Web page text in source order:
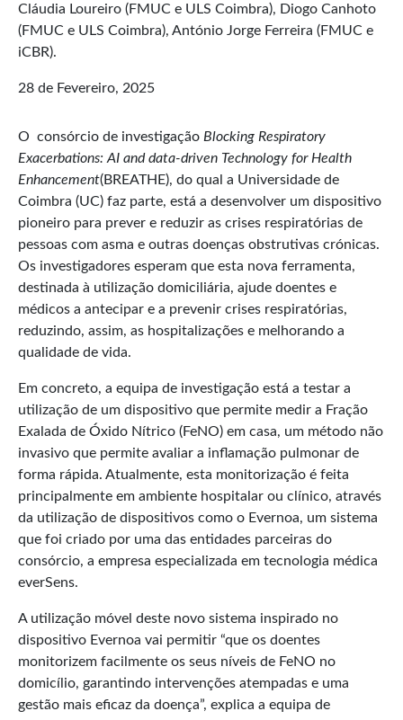
Cláudia Loureiro (FMUC e ULS Coimbra), Diogo Canhoto
(FMUC e ULS Coimbra), António Jorge Ferreira (FMUC e
iCBR).
28 de Fevereiro, 2025
O consórcio de investigação Blocking Respiratory
Exacerbations: AI and data-driven Technology for Health
Enhancement(BREATHE), do qual a Universidade de
Coimbra (UC) faz parte, está a desenvolver um dispositivo
pioneiro para prever e reduzir as crises respiratórias de
pessoas com asma e outras doenças obstrutivas crónicas.
Os investigadores esperam que esta nova ferramenta,
destinada à utilização domiciliária, ajude doentes e
médicos a antecipar e a prevenir crises respiratórias,
reduzindo, assim, as hospitalizações e melhorando a
qualidade de vida.
Em concreto, a equipa de investigação está a testar a
utilização de um dispositivo que permite medir a Fração
Exalada de Óxido Nítrico (FeNO) em casa, um método não
invasivo que permite avaliar a inflamação pulmonar de
forma rápida. Atualmente, esta monitorização é feita
principalmente em ambiente hospitalar ou clínico, através
da utilização de dispositivos como o Evernoa, um sistema
que foi criado por uma das entidades parceiras do
consórcio, a empresa especializada em tecnologia médica
everSens.
A utilização móvel deste novo sistema inspirado no
dispositivo Evernoa vai permitir “que os doentes
monitorizem facilmente os seus níveis de FeNO no
domicílio, garantindo intervenções atempadas e uma
gestão mais eficaz da doença”, explica a equipa de